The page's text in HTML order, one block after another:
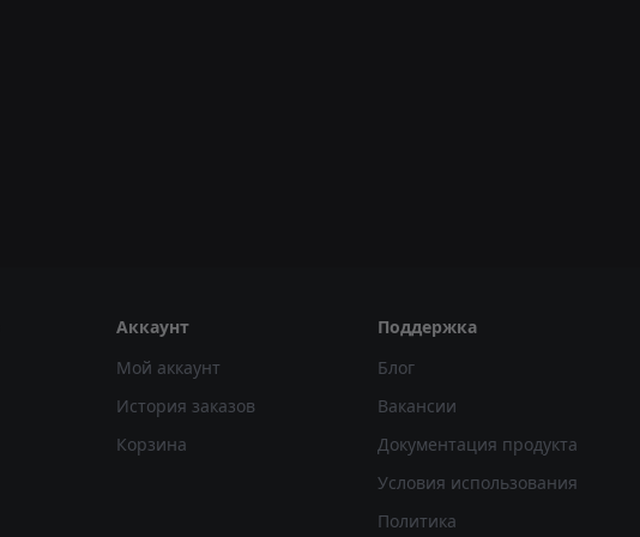
Аккаунт
Мой аккаунт
История заказов
Корзина
Поддержка
Блог
Вакансии
Документация продукта
Условия использования
Политика